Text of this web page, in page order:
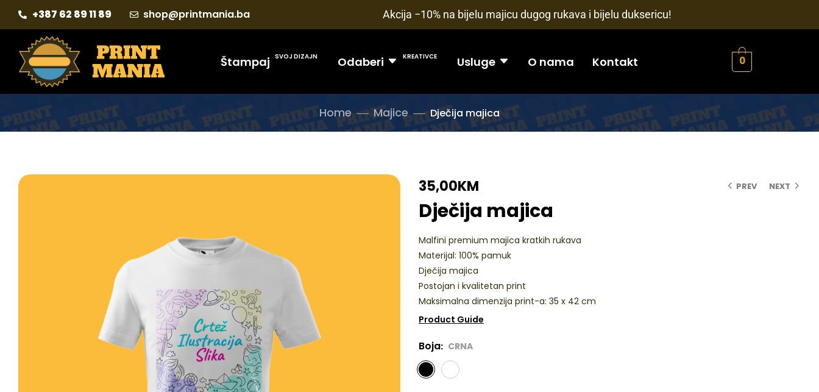
+387 62 89 11 89 shop@printmania.ba Akcija −10% na bijelu majicu dugog rukava i bijelu duksericu!
Štampaj SVOJ DIZAJN Odaberi KREATIVCE Usluge O nama Kontakt 0
Home Majice Dječija majica
PREV NEXT
35,00KM
Dječija majica
Malfini premium majica kratkih rukava
Materijal: 100% pamuk
Dječija majica
Postojan i kvalitetan print
Maksimalna dimenzija print-a: 35 x 42 cm
Product Guide
Boja CRNA